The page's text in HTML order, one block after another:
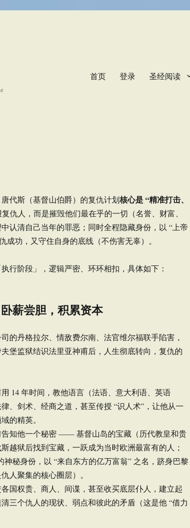
首页 登录 圣经阅读
代斯（基督山伯爵）的复仇计划核心是 “精准打击、
人，而是摧毁他们最在乎的一切（名誉、财富、
认清自己当年的罪恶；同时全程隐藏身份，以 “上帝
成功，又守住自身的底线（不伤害无辜）。
行阶段」，逻辑严密、环环相扣，具体如下：
薪尝胆，积累资本
的丹格拉尔、情敌费尔南、法官维尔福联手陷害，
堡监狱结识法里亚神甫后，人生彻底转向，复仇的
14 年时间，教他语言（法语、意大利语、英语
、剑术、经商之道，甚至传授 “识人术”，让他从一
的精英。
告知他一个秘密 —— 基督山岛的宝藏（历代教皇和贵
越狱后找到宝藏，一跃成为当时欧洲最富有的人；
神秘身份，以 “来自东方的亿万富翁” 之名，跻身巴黎
人聚集的核心圈层）。
国权贵、商人、间谍，甚至收买底层仆人，建立起
三个仇人的现状、弱点和彼此的矛盾（这是他 “借力